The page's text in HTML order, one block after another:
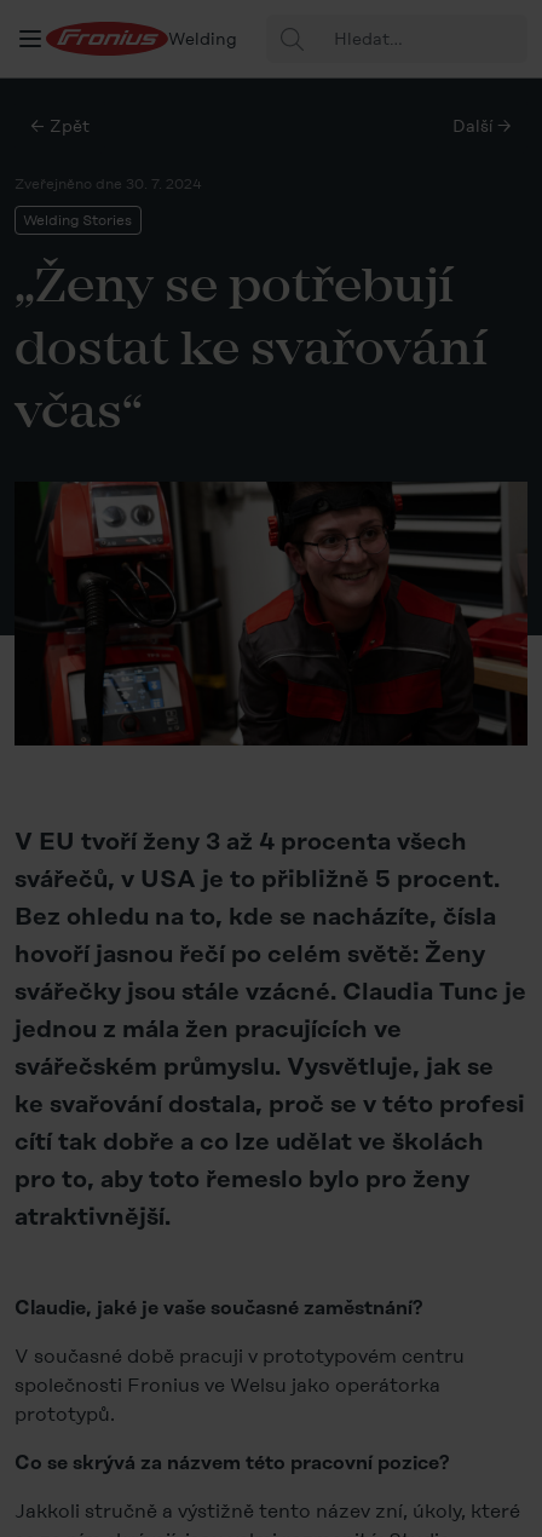
Welding Hledat:
← Zpět Další →
Zveřejněno dne 30. 7. 2024
Welding Stories
„Ženy se potřebují
dostat ke svařování
včas“
V EU tvoří ženy 3 až 4 procenta všech
svářečů, v USA je to přibližně 5 procent.
Bez ohledu na to, kde se nacházíte, čísla
hovoří jasnou řečí po celém světě: Ženy
svářečky jsou stále vzácné. Claudia Tunc je
jednou z mála žen pracujících ve
svářečském průmyslu. Vysvětluje, jak se
ke svařování dostala, proč se v této profesi
cítí tak dobře a co lze udělat ve školách
pro to, aby toto řemeslo bylo pro ženy
atraktivnější.
Claudie, jaké je vaše současné zaměstnání?
V současné době pracuji v prototypovém centru
společnosti Fronius ve Welsu jako operátorka
prototypů.
Co se skrývá za názvem této pracovní pozice?
Jakkoli stručně a výstižně tento název zní, úkoly, které